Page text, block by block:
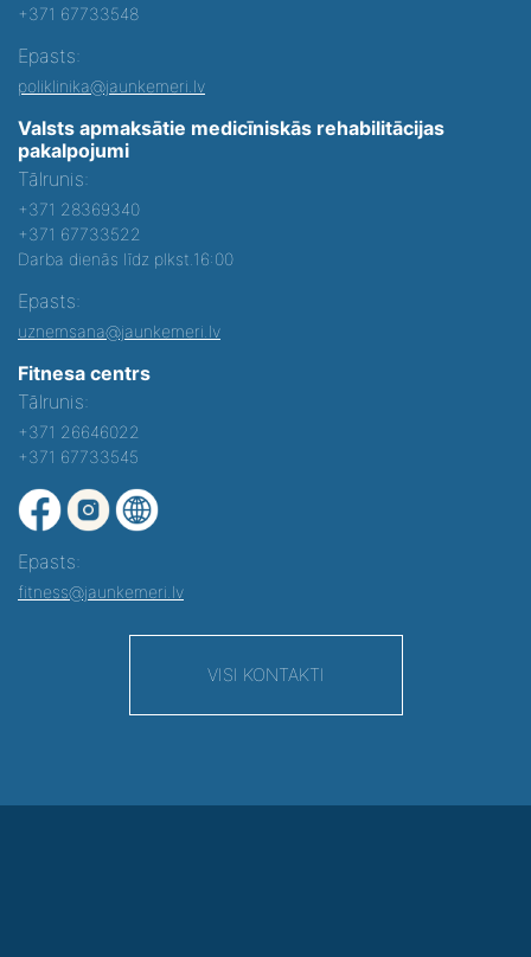
+371 67733548
Epasts:
poliklinika@jaunkemeri.lv
Valsts apmaksātie medicīniskās rehabilitācijas
pakalpojumi
Tālrunis:
+371 28369340
+371 67733522
Darba dienās līdz plkst.16:00
Epasts:
uznemsana@jaunkemeri.lv
Fitnesa centrs
Tālrunis:
+371 26646022
+371 67733545
Epasts:
fitness@jaunkemeri.lv
VISI KONTAKTI